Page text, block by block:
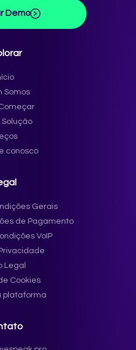
Demo
Somos
Solução
conosco
Gerais
de Pagamento
VoIP
Legal
Cookies
plataforma